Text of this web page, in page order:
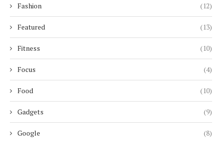
Fashion (12)
Featured (13)
Fitness (10)
Focus (4)
Food (10)
Gadgets (9)
Google (8)